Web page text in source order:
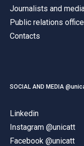
ACCEDI ALLA MAIL
YOU ARE A FACULTY
Journalists and
Public relations office
Contacts
SOCIAL AND MEDIA
Linkedin
Instagram @unicatt
Facebook @unicatt